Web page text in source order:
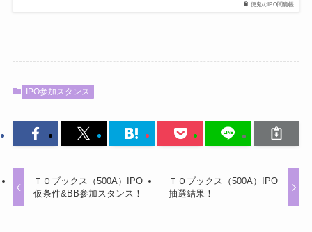
便鬼のIPO閻魔帳
IPO参加スタンス
ＴＯブックス（500A）IPO
仮条件&BB参加スタンス！
ＴＯブックス（500A）IPO
抽選結果！